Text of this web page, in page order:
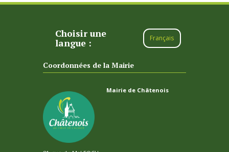
Choisir une
langue :
Français
Coordonnées de la Mairie
Mairie de Châtenois